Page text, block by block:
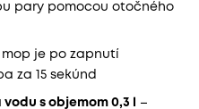
pary pomocou otočného
mop je po zapnutí
za 15 sekúnd
s objemom 0,3 l
–